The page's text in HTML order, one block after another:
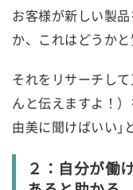
お客様が新しい製
か、これはどうかと
それをリサーチし
んと伝えますよ！
由美に聞けばいい｣
２：自分が働